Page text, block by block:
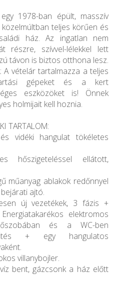
1978-ban épült, masszív
teljes körűen és
ház. Az ingatlan nem
részre, szívvel-lélekkel lett
távon is biztos otthona lesz.
A vételár tartalmazza a teljes
gépeket és a kert
eszközöket is! Önnek
holmijait kell hoznia.
TARTALOM:
vidéki hangulat tökéletes
hőszigeteléssel ellátott,
műanyag ablakok redőnnyel
ajtó.
új vezetékek, 3 fázis +
elektromos
és a WC-ben
+ egy hangulatos
villanybojler.
bent, gázcsonk a ház előtt